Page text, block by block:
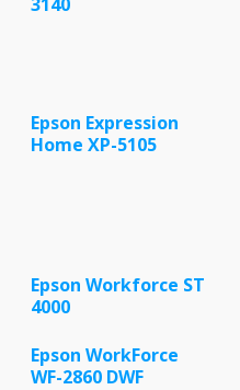
Epson Expression
Home XP-5105
Epson Workforce ST
4000
Epson WorkForce
WF-2860 DWF